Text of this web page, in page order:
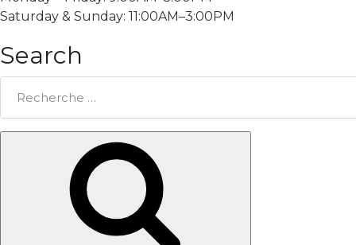
Saturday & Sunday: 11:00AM–3:00PM
Search